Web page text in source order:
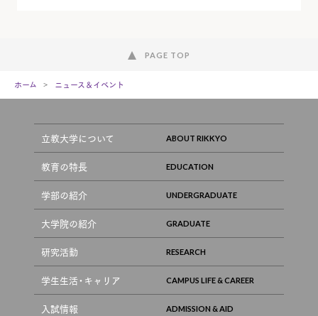
PAGE TOP
ホーム ニュース＆イベント
立教大学について
教育の特長
学部の紹介
大学院の紹介
研究活動
学生生活・キャリア
入試情報